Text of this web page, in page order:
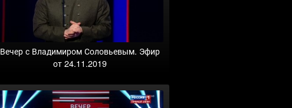
Вечер с Владимиром Соловьевым. Эфир
от 24.11.2019